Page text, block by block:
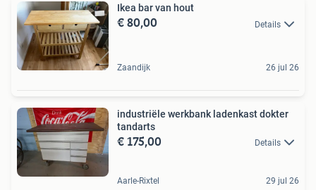
Ikea bar van hout
€ 80,00 Details
Zaandijk 26 jul 26
industriële werkbank ladenkast dokter
tandarts
€ 175,00 Details
Aarle-Rixtel 29 jul 26